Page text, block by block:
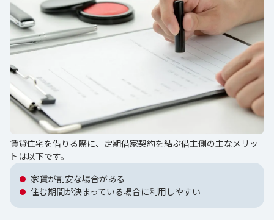
賃貸住宅を借りる際に、定期借家契約を結ぶ借主側の主なメリッ
トは以下です。
家賃が割安な場合がある
住む期間が決まっている場合に利用しやすい